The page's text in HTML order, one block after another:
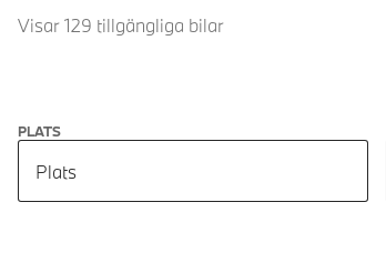
Visar 129 tillgängliga bilar
PLATS
Plats